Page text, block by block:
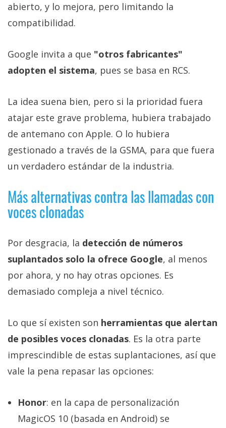
abierto, y lo mejora, pero limitando la
compatibilidad.
Google invita a que "otros fabricantes"
adopten el sistema, pues se basa en RCS.
La idea suena bien, pero si la prioridad fuera
atajar este grave problema, hubiera trabajado
de antemano con Apple. O lo hubiera
gestionado a través de la GSMA, para que fuera
un verdadero estándar de la industria.
Más alternativas contra las llamadas con
voces clonadas
Por desgracia, la detección de números
suplantados solo la ofrece Google, al menos
por ahora, y no hay otras opciones. Es
demasiado compleja a nivel técnico.
Lo que sí existen son herramientas que alertan
de posibles voces clonadas. Es la otra parte
imprescindible de estas suplantaciones, así que
vale la pena repasar las opciones:
Honor: en la capa de personalización
MagicOS 10 (basada en Android) se